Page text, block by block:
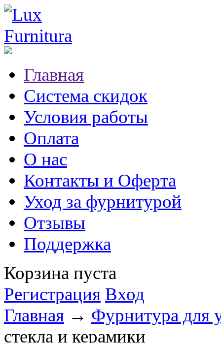
Главная
Система скидок
Условия работы
Оплата
О нас
Контакты и Оферта
Уход за фурнитурой
Отзывы
Поддержка
Корзина пуста
Регистрация Вход
Главная → Фурнитура для
стекла и керамики